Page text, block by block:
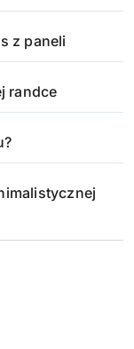
z paneli
randce